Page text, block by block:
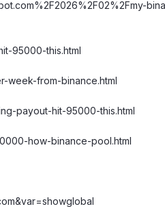
95000-this.html
week-from-binance.html
payout-hit-95000-this.html
how-binance-pool.html